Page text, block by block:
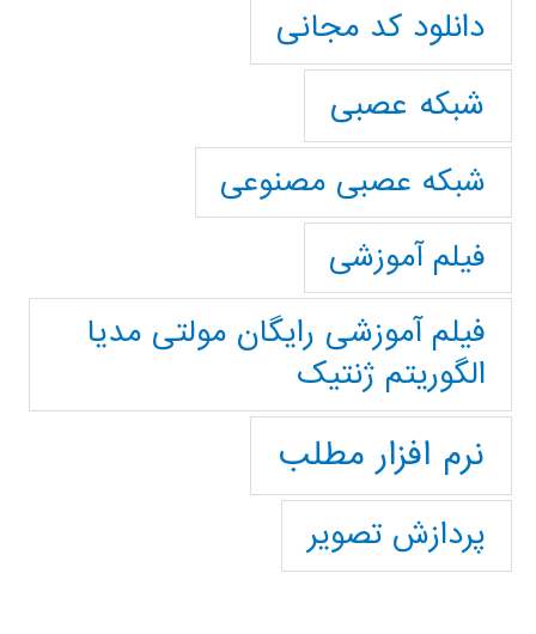
دانلود کد مجانی
شبکه عصبی
شبکه عصبی مصنوعی
فیلم آموزشی
فیلم آموزشی رایگان مولتی مدیا
الگوریتم ژنتیک
نرم افزار مطلب
پردازش تصویر